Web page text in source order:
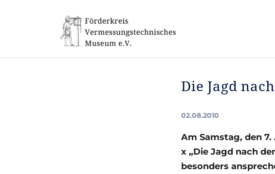
Die Jagd
02.08.2010
Am Samstag, den 7.
x „Die Jagd nach
besonders